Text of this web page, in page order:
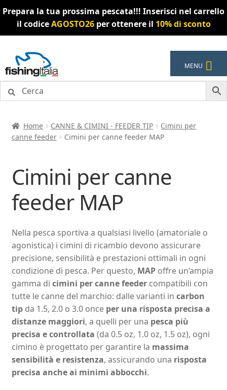
Prepara la tua prossima pescata!!! Inserisci nel carrello
il codiceAGOSTO26per ottenere il 10% di sconto
alla
navigazione
al
contenuto
MENU
Home CANNE & CIMINI - FEEDER TIP
Cimini per
canne feeder
Cimini per canne feeder MAP
Cimini per canne
feeder MAP
Nella pesca sportiva a qualsiasi livello (amatoriale o
agonistica) i cimini di ricambio devono assicurare
precisione, sensibilità e prestazioni ottimali in ogni
condizione di pesca. Per questo, MAPoffre un’ampia
gamma di cimini per canne feedercompatibili con
tutte le canne del marchio: dalle varianti in carbon
tipda 1.5, 2.0 o 3.0 once per una risposta precisa a
distanze maggiori, a quelli per una pesca più
precisa e controllata (da 0.5 oz, 1.0 oz, 1.5 oz), ogni
cimino è progettato per garantire la massima
sensibilità e resistenza, assicurando una risposta
precisa anche ai minimi abbocchi.